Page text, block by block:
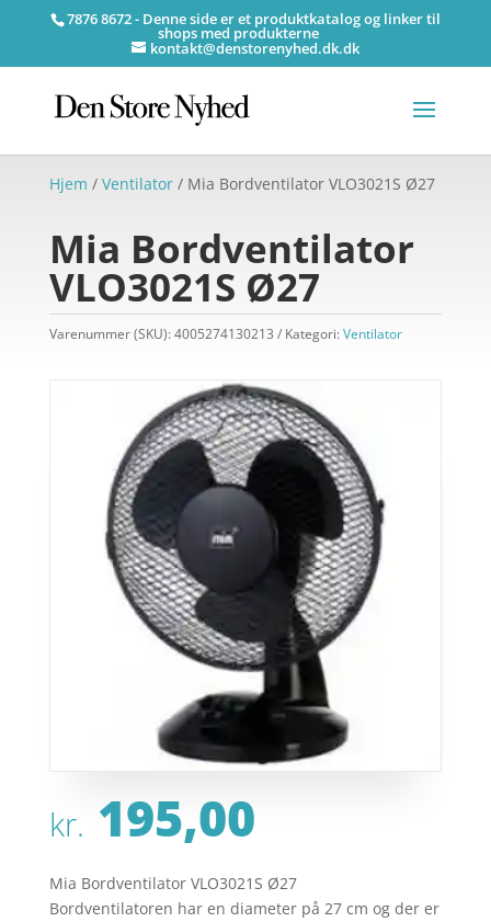
7876 8672 - Denne side er et produktkatalog og linker til
shops med produkterne
kontakt@denstorenyhed.dk.dk
Hjem / Ventilator/ Mia Bordventilator VLO3021S Ø27
Mia Bordventilator
VLO3021S Ø27
Varenummer (SKU):4005274130213 Kategori:Ventilator
kr. 195,00
Mia Bordventilator VLO3021S Ø27
Bordventilatoren har en diameter på 27 cm og der er